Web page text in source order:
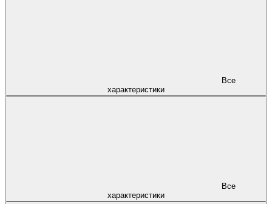
характеристики
характеристики